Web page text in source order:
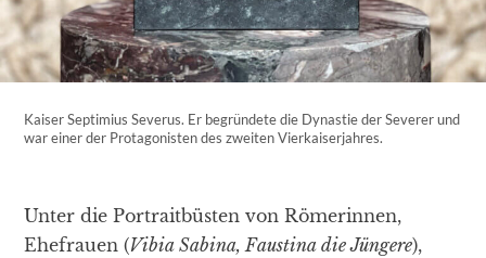
Kaiser Septimius Severus. Er begründete die Dynastie der Severer und
war einer der Protagonisten des zweiten Vierkaiserjahres.
Unter die Portraitbüsten von Römerinnen,
Ehefrauen (Vibia Sabina, Faustina die Jüngere),